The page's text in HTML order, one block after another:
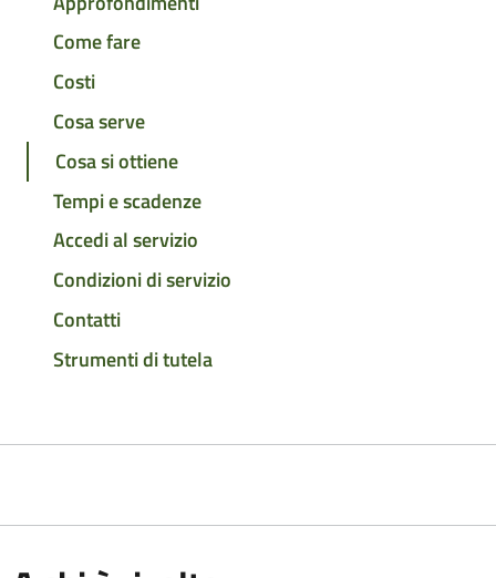
Come fare
Costi
Cosa serve
Cosa si ottiene
Tempi e scadenze
Accedi al servizio
Condizioni di servizio
Contatti
Strumenti di tutela